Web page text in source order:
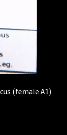
(female A1)